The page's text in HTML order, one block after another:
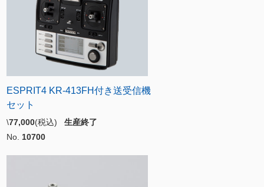
ESPRIT4 KR-413FH付き送受信機
セット
\77,000(税込) 生産終了
No. 10700